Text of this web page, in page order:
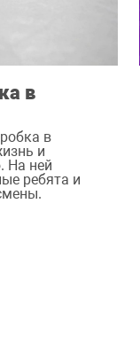
в
в
и
На ней
ребята и